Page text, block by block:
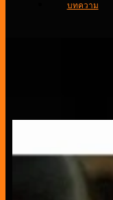
บทความ